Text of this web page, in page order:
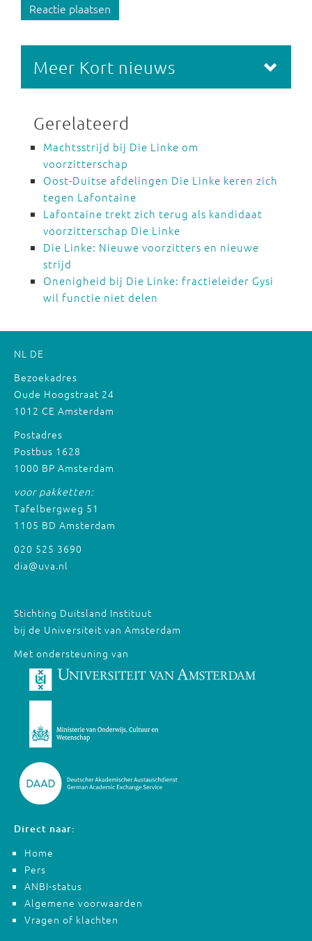
Reactie plaatsen
Meer Kort nieuws
Gerelateerd
Machtsstrijd bij Die Linke om
voorzitterschap
Oost-Duitse afdelingen Die Linke keren zich
tegen Lafontaine
Lafontaine trekt zich terug als kandidaat
voorzitterschap Die Linke
Die Linke: Nieuwe voorzitters en nieuwe
strijd
Onenigheid bij Die Linke: fractieleider Gysi
wil functie niet delen
NL DE
Bezoekadres
Oude Hoogstraat 24
1012 CE Amsterdam
Postadres
Postbus 1628
1000 BP Amsterdam
voor pakketten:
Tafelbergweg 51
1105 BD Amsterdam
020 525 3690
dia@uva.nl
Stichting Duitsland Instituut
bij de Universiteit van Amsterdam
Met ondersteuning van
Direct naar:
Home
Pers
ANBI-status
Algemene voorwaarden
Vragen of klachten